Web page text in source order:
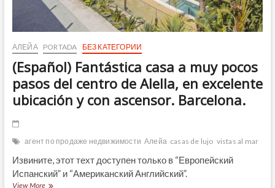
АЛЕЙА PORTADA БЕЗ КАТЕГОРИИ
(Español) Fantástica casa a muy pocos
pasos del centro de Alella, en excelente
ubicación y con ascensor. Barcelona.
агент по продаже недвижимости Алейа casas de lujo vistas al mar
Извините, этот техт доступен только в “Европейский
Испанский” и “Американский Английский”.
View More(Español)